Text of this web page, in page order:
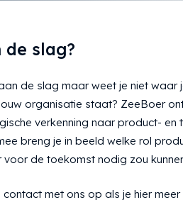
de slag?
de slag maar weet je niet waar
organisatie staat? ZeeBoer
verkenning naar product- en
breng je in beeld welke rol
voor de toekomst nodig zou
contact met ons op als je hier meer